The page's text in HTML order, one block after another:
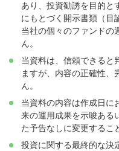
あり、投資勧誘を目的と
にもとづく開示書類（目
当社の個々のファンドの
ん。
当資料は、信頼できると
ますが、内容の正確性、
ん。
当資料の内容は作成日に
来の運用成果を示唆ある
た予告なしに変更するこ
投資に関する最終的な決